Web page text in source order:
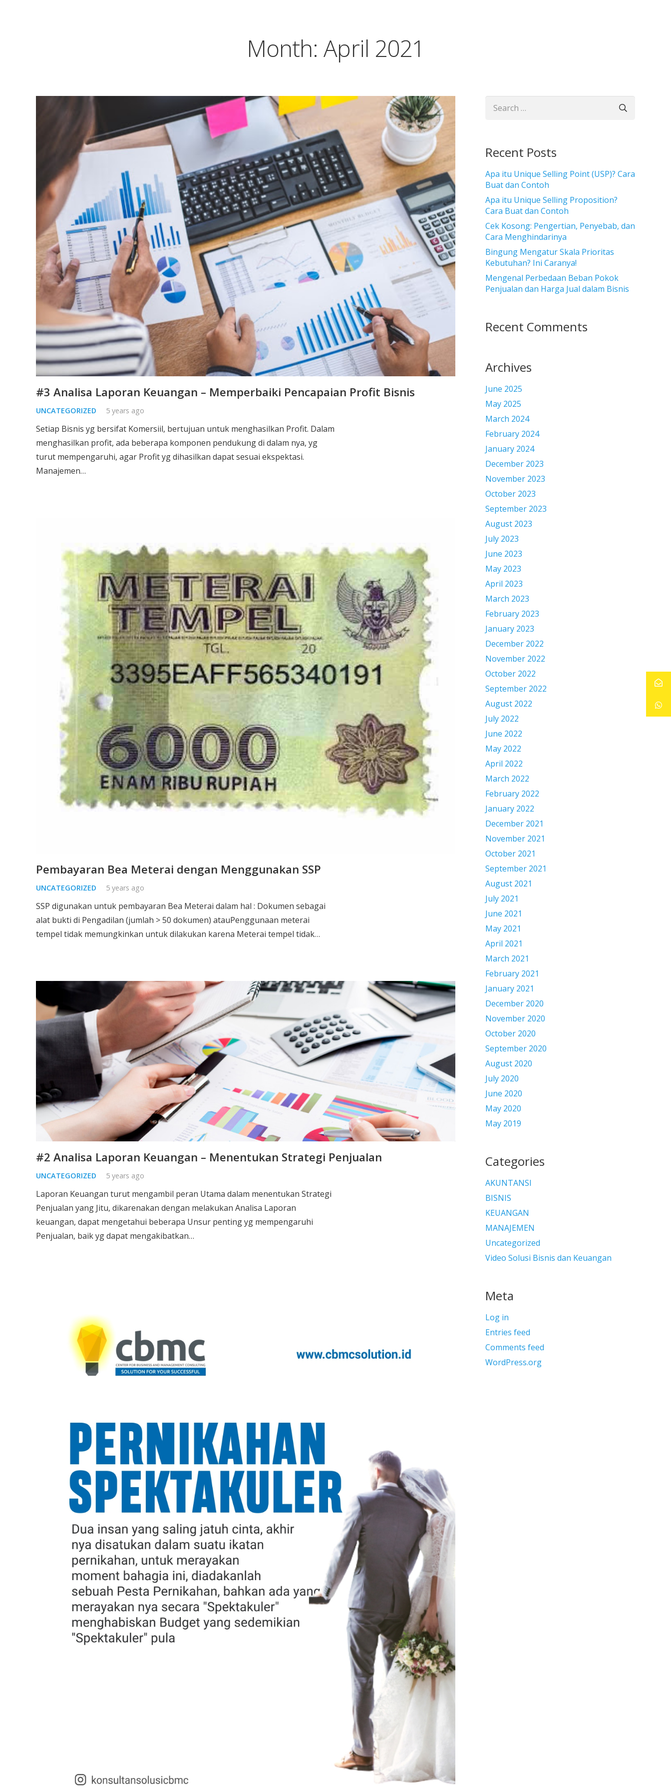
Month:April 2021
#3 Analisa Laporan Keuangan – Memperbaiki Pencapaian Profit Bisnis
UNCATEGORIZED 5 years ago
Setiap Bisnis yg bersifat Komersiil, bertujuan untuk menghasilkan Profit. Dalam
menghasilkan profit, ada beberapa komponen pendukung di dalam nya, yg
turut mempengaruhi, agar Profit yg dihasilkan dapat sesuai ekspektasi.
Manajemen…
Pembayaran Bea Meterai dengan Menggunakan SSP
UNCATEGORIZED 5 years ago
SSP digunakan untuk pembayaran Bea Meterai dalam hal : Dokumen sebagai
alat bukti di Pengadilan (jumlah > 50 dokumen) atauPenggunaan meterai
tempel tidak memungkinkan untuk dilakukan karena Meterai tempel tidak…
#2 Analisa Laporan Keuangan – Menentukan Strategi Penjualan
UNCATEGORIZED 5 years ago
Laporan Keuangan turut mengambil peran Utama dalam menentukan Strategi
Penjualan yang Jitu, dikarenakan dengan melakukan Analisa Laporan
keuangan, dapat mengetahui beberapa Unsur penting yg mempengaruhi
Penjualan, baik yg dapat mengakibatkan…
Search
Recent Posts
Apa itu Unique Selling Point (USP)? Cara
Buat dan Contoh
Apa itu Unique Selling Proposition?
Cara Buat dan Contoh
Cek Kosong: Pengertian, Penyebab, dan
Cara Menghindarinya
Bingung Mengatur Skala Prioritas
Kebutuhan? Ini Caranya!
Mengenal Perbedaan Beban Pokok
Penjualan dan Harga Jual dalam Bisnis
Recent Comments
Archives
June 2025
May 2025
March 2024
February 2024
January 2024
December 2023
November 2023
October 2023
September 2023
August 2023
July 2023
June 2023
May 2023
April 2023
March 2023
February 2023
January 2023
December 2022
November 2022
October 2022
September 2022
August 2022
July 2022
June 2022
May 2022
April 2022
March 2022
February 2022
January 2022
December 2021
November 2021
October 2021
September 2021
August 2021
July 2021
June 2021
May 2021
April 2021
March 2021
February 2021
January 2021
December 2020
November 2020
October 2020
September 2020
August 2020
July 2020
June 2020
May 2020
May 2019
Categories
AKUNTANSI
BISNIS
KEUANGAN
MANAJEMEN
Uncategorized
Video Solusi Bisnis dan Keuangan
Meta
Log in
Entries feed
Comments feed
WordPress.org